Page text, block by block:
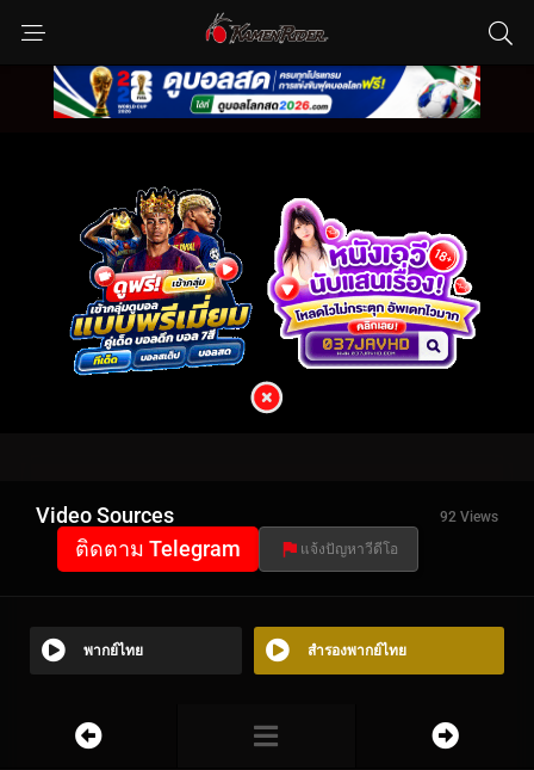
Video Sources 92 Views
ติดตาม Telegram แจ้งปัญหาวีดีโอ
พากย์ไทย สำรองพากย์ไทย